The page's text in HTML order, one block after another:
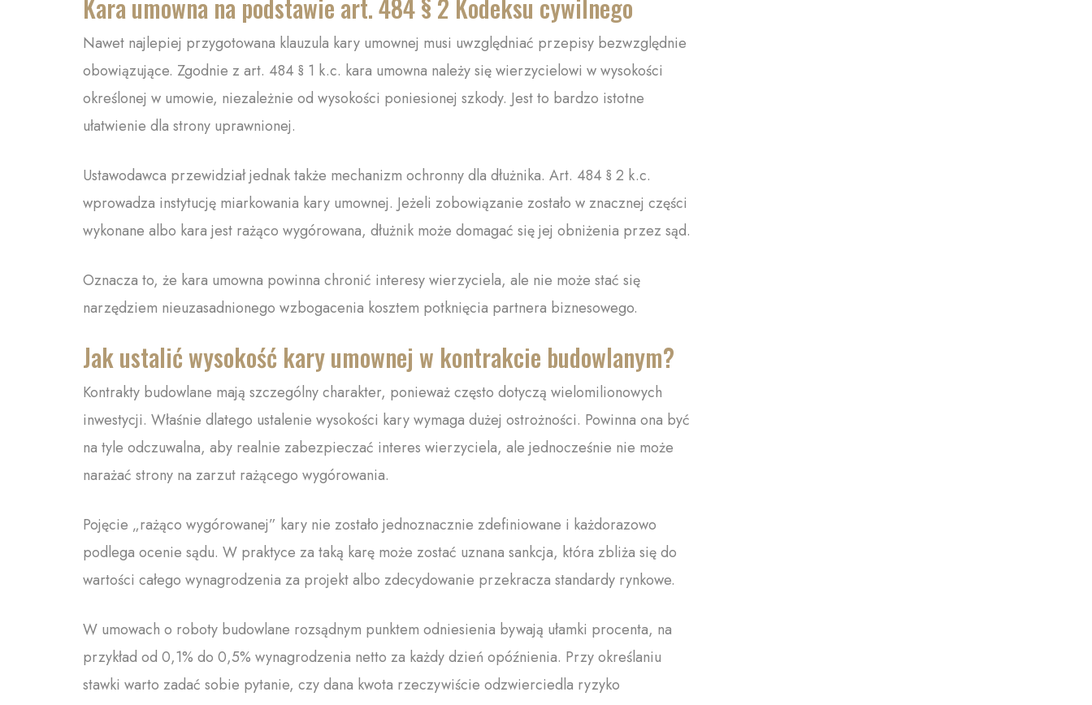
Kara umowna na podstawie art. 484 § 2 Kodeksu cywilnego
Nawet najlepiej przygotowana klauzula kary umownej musi uwzględniać przepisy bezwzględnie
obowiązujące. Zgodnie z art. 484 § 1 k.c. kara umowna należy się wierzycielowi w wysokości
określonej w umowie, niezależnie od wysokości poniesionej szkody. Jest to bardzo istotne
ułatwienie dla strony uprawnionej.
Ustawodawca przewidział jednak także mechanizm ochronny dla dłużnika. Art. 484 § 2 k.c.
wprowadza instytucję miarkowania kary umownej. Jeżeli zobowiązanie zostało w znacznej części
wykonane albo kara jest rażąco wygórowana, dłużnik może domagać się jej obniżenia przez sąd.
Oznacza to, że kara umowna powinna chronić interesy wierzyciela, ale nie może stać się
narzędziem nieuzasadnionego wzbogacenia kosztem potknięcia partnera biznesowego.
Jak ustalić wysokość kary umownej w kontrakcie budowlanym?
Kontrakty budowlane mają szczególny charakter, ponieważ często dotyczą wielomilionowych
inwestycji. Właśnie dlatego ustalenie wysokości kary wymaga dużej ostrożności. Powinna ona być
na tyle odczuwalna, aby realnie zabezpieczać interes wierzyciela, ale jednocześnie nie może
narażać strony na zarzut rażącego wygórowania.
Pojęcie „rażąco wygórowanej” kary nie zostało jednoznacznie zdefiniowane i każdorazowo
podlega ocenie sądu. W praktyce za taką karę może zostać uznana sankcja, która zbliża się do
wartości całego wynagrodzenia za projekt albo zdecydowanie przekracza standardy rynkowe.
W umowach o roboty budowlane rozsądnym punktem odniesienia bywają ułamki procenta, na
przykład od 0,1% do 0,5% wynagrodzenia netto za każdy dzień opóźnienia. Przy określaniu
stawki warto zadać sobie pytanie, czy dana kwota rzeczywiście odzwierciedla ryzyko